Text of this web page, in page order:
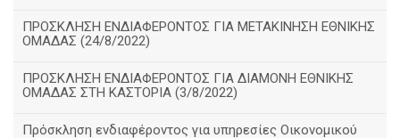
ΠΡΟΣΚΛΗΣΗ ΕΝΔΙΑΦΕΡΟΝΤΟΣ ΓΙΑ ΜΕΤΑΚΙΝΗΣΗ ΕΘΝΙΚΗΣ
ΟΜΑΔΑΣ (24/8/2022)
ΠΡΟΣΚΛΗΣΗ ΕΝΔΙΑΦΕΡΟΝΤΟΣ ΓΙΑ ΔΙΑΜΟΝΗ ΕΘΝΙΚΗΣ
ΟΜΑΔΑΣ ΣΤΗ ΚΑΣΤΟΡΙΑ (3/8/2022)
Πρόσκληση ενδιαφέροντος για υπηρεσίες Οικονομικού